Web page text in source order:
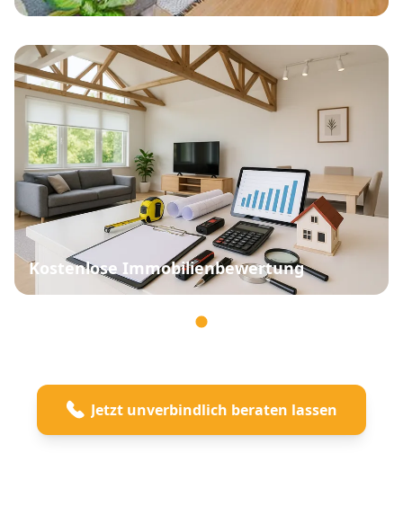
Kostenlose Immobilienbewertung
Jetzt unverbindlich beraten lassen